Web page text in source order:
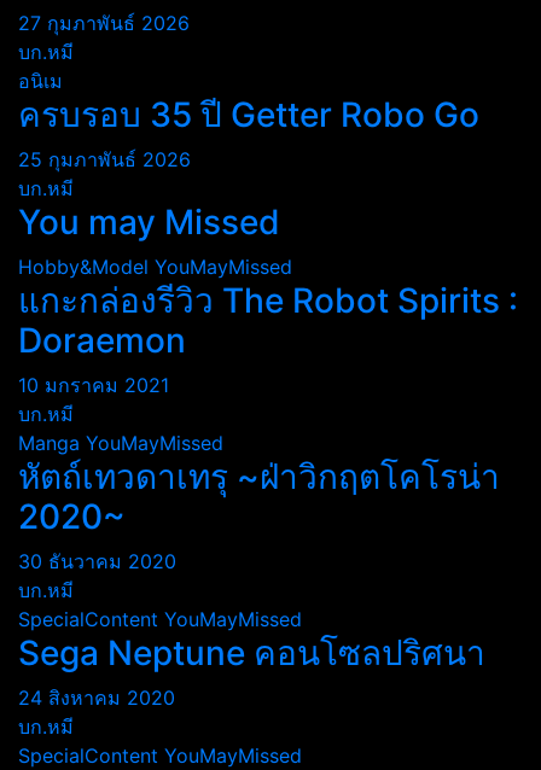
27 กุมภาพันธ์ 2026
บก.หมี
อนิเม
ครบรอบ 35 ปี Getter Robo Go
25 กุมภาพันธ์ 2026
บก.หมี
You may Missed
Hobby&Model YouMayMissed
แกะกล่องรีวิว The Robot Spirits :
Doraemon
10 มกราคม 2021
บก.หมี
Manga YouMayMissed
หัตถ์เทวดาเทรุ ~ฝ่าวิกฤตโคโรน่า
2020~
30 ธันวาคม 2020
บก.หมี
SpecialContent YouMayMissed
Sega Neptune คอนโซลปริศนา
24 สิงหาคม 2020
บก.หมี
SpecialContent YouMayMissed